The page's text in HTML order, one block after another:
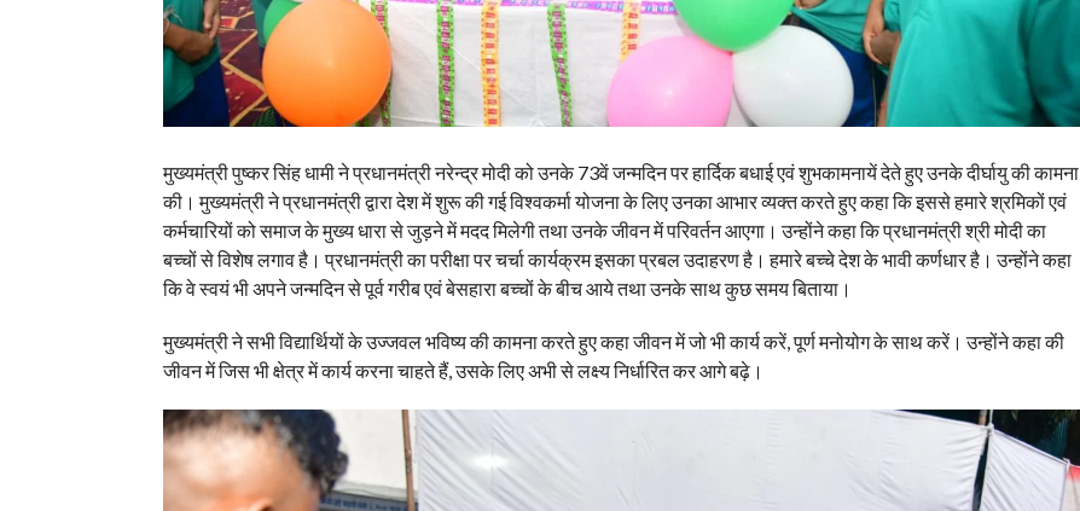
मुख्यमंत्री पुष्कर सिंह धामी ने प्रधानमंत्री नरेन्द्र मोदी को उनके 73वें जन्मदिन पर हार्दिक बधाई एवं शुभकामनायें देते हुए उनके दीर्घायु की कामना
की। मुख्यमंत्री ने प्रधानमंत्री द्वारा देश में शुरू की गई विश्वकर्मा योजना के लिए उनका आभार व्यक्त करते हुए कहा कि इससे हमारे श्रमिकों एवं
कर्मचारियों को समाज के मुख्य धारा से जुड़ने में मदद मिलेगी तथा उनके जीवन में परिवर्तन आएगा। उन्होंने कहा कि प्रधानमंत्री श्री मोदी का
बच्चों से विशेष लगाव है। प्रधानमंत्री का परीक्षा पर चर्चा कार्यक्रम इसका प्रबल उदाहरण है। हमारे बच्चे देश के भावी कर्णधार है। उन्होंने कहा
कि वे स्वयं भी अपने जन्मदिन से पूर्व गरीब एवं बेसहारा बच्चों के बीच आये तथा उनके साथ कुछ समय बिताया।
मुख्यमंत्री ने सभी विद्यार्थियों के उज्जवल भविष्य की कामना करते हुए कहा जीवन में जो भी कार्य करें, पूर्ण मनोयोग के साथ करें। उन्होंने कहा की
जीवन में जिस भी क्षेत्र में कार्य करना चाहते हैं, उसके लिए अभी से लक्ष्य निर्धारित कर आगे बढ़े।